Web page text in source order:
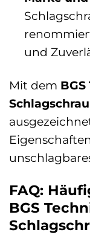
und
Mit dem
FAQ:
BGS